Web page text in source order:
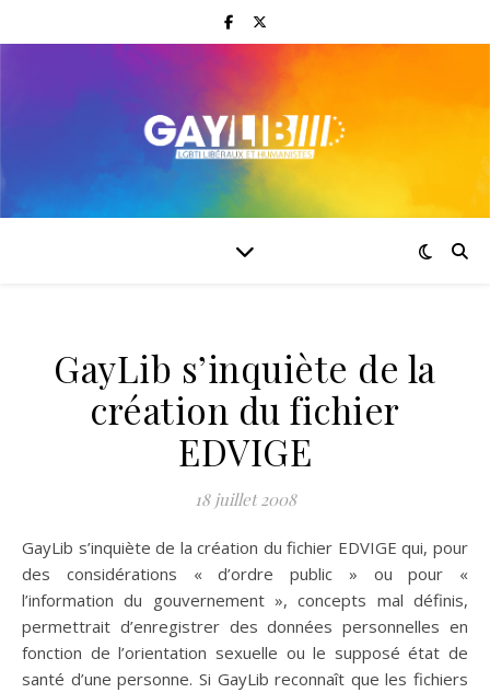
GayLib s’inquiète de la
création du fichier
EDVIGE
18 juillet 2008
GayLib s’inquiète de la création du fichier EDVIGE qui, pour
des considérations « d’ordre public » ou pour «
l’information du gouvernement », concepts mal définis,
permettrait d’enregistrer des données personnelles en
fonction de l’orientation sexuelle ou le supposé état de
santé d’une personne. Si GayLib reconnaît que les fichiers